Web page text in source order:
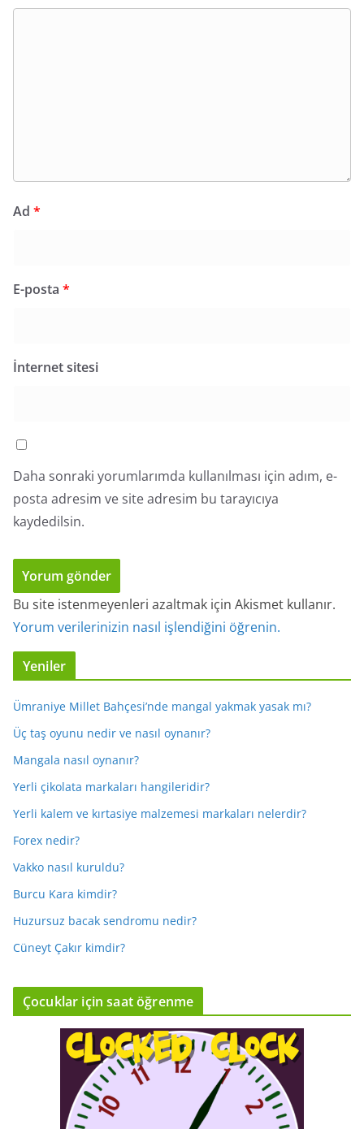
Ad *
E-posta *
İnternet sitesi
Daha sonraki yorumlarımda kullanılması için adım, e-
posta adresim ve site adresim bu tarayıcıya
kaydedilsin.
Bu site istenmeyenleri azaltmak için Akismet kullanır.
Yorum verilerinizin nasıl işlendiğini öğrenin.
Yeniler
Ümraniye Millet Bahçesi’nde mangal yakmak yasak mı?
Üç taş oyunu nedir ve nasıl oynanır?
Mangala nasıl oynanır?
Yerli çikolata markaları hangileridir?
Yerli kalem ve kırtasiye malzemesi markaları nelerdir?
Forex nedir?
Vakko nasıl kuruldu?
Burcu Kara kimdir?
Huzursuz bacak sendromu nedir?
Cüneyt Çakır kimdir?
Çocuklar için saat öğrenme